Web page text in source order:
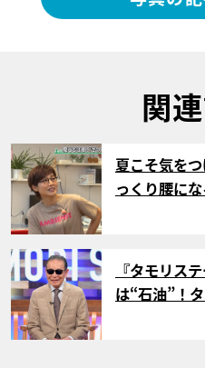
関
サムネイル
夏こそ気を
っくり腰に
サムネイル
『タモリス
は“石油”！